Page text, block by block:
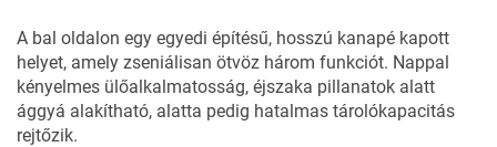
A bal oldalon egy egyedi építésű, hosszú kanapé kapott
helyet, amely zseniálisan ötvöz három funkciót. Nappal
kényelmes ülőalkalmatosság, éjszaka pillanatok alatt
ággyá alakítható, alatta pedig hatalmas tárolókapacitás
rejtőzik.